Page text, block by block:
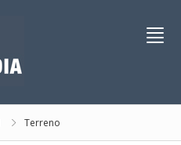
Terreno